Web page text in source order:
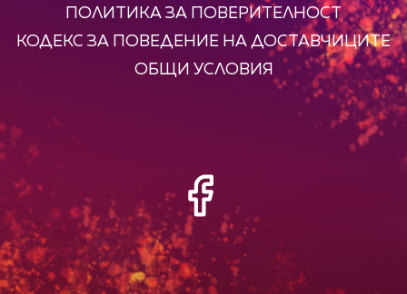
ПОЛИТИКА ЗА ПОВЕРИТЕЛНОСТ
КОДЕКС ЗА ПОВЕДЕНИЕ НА ДОСТАВЧИЦИТЕ
ОБЩИ УСЛОВИЯ